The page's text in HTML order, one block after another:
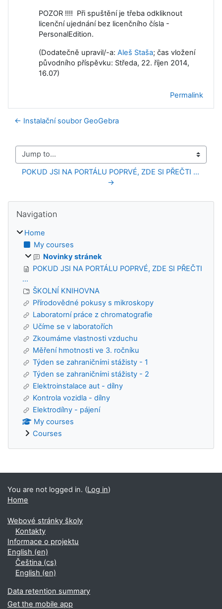
POZOR !!!! Při spuštění je třeba odkliknout
licenční ujednání bez licenčního čísla -
PersonalEdition.
(Dodatečně upravil/-a: Aleš Staša; čas vložení
původního příspěvku: Středa, 22. říjen 2014,
16.07)
Permalink
← Instalační soubor GeoGebra
Jump to...
POKUD JSI NA PORTÁLU POPRVÉ, ZDE SI PŘEČTI ...
→
Blocks
Navigation
Home
My courses
Novinky stránek
POKUD JSI NA PORTÁLU POPRVÉ, ZDE SI PŘEČTI
...
ŠKOLNÍ KNIHOVNA
Přírodovědné pokusy s mikroskopy
Laboratorní práce z chromatografie
Učíme se v laboratořích
Zkoumáme vlastnosti vzduchu
Měření hmotnosti ve 3. ročníku
Týden se zahraničními stážisty - 1
Týden se zahraničními stážisty - 2
Elektroinstalace aut - dílny
Kontrola vozidla - dílny
Elektrodílny - pájení
My courses
Courses
Blocks
You are not logged in. (Log in)
Home
Webové stránky školy
Kontakty
Informace o projektu
English ‎(en)‎
Čeština ‎(cs)‎
English ‎(en)‎
Data retention summary
Get the mobile app